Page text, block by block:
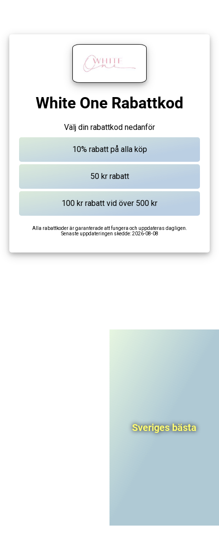
White One Rabattkod
Välj din rabattkod nedanför
Alla rabattkoder är garanterade att fungera och uppdateras dagligen.
Senaste uppdateringen skedde:2026-08-08
Sveriges bästa